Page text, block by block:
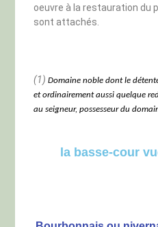
oeuvre à la restauration du
sont attachés.
(1) Domaine noble dont le
et ordinairement aussi quelque
au seigneur, possesseur du
la basse-cour